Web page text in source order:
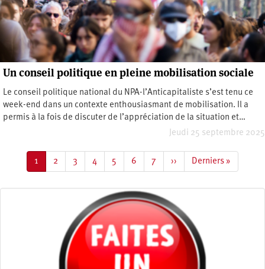
Un conseil politique en pleine mobilisation sociale
Le conseil politique national du NPA-l’Anticapitaliste s’est tenu ce
week-end dans un contexte enthousiasmant de mobilisation. Il a
permis à la fois de discuter de l’appréciation de la situation et…
Jeudi 25 septembre 2025
Page
courante
1 Page
2 Page
3 Page
4 Page
5 Page
6 Page
7
Page
suivante
››
Dernière
page
Derniers »